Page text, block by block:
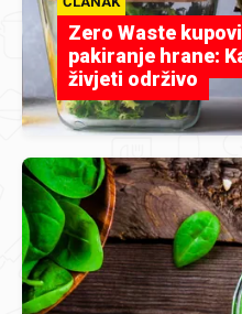
Zero Waste
pakiranje hrane:
živjeti održivo